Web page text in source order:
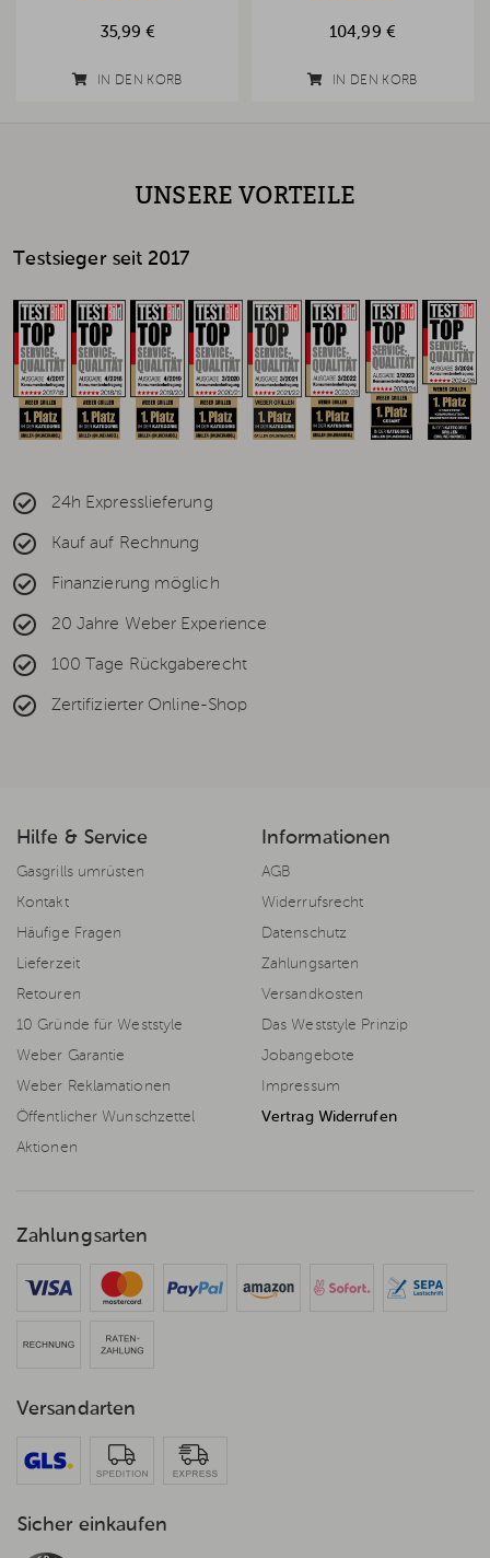
35,99 €
IN DEN KORB
104,99 €
IN DEN KORB
UNSERE VORTEILE
Testsieger seit 2017
24h Expresslieferung
Kauf auf Rechnung
Finanzierung möglich
20 Jahre Weber Experience
100 Tage Rückgaberecht
Zertifizierter Online-Shop
Hilfe & Service
Gasgrills umrüsten
Kontakt
Häufige Fragen
Lieferzeit
Retouren
10 Gründe für Weststyle
Weber Garantie
Weber Reklamationen
Öffentlicher Wunschzettel
Aktionen
Informationen
AGB
Widerrufsrecht
Datenschutz
Zahlungsarten
Versandkosten
Das Weststyle Prinzip
Jobangebote
Impressum
Vertrag Widerrufen
Zahlungsarten
Versandarten
Sicher einkaufen